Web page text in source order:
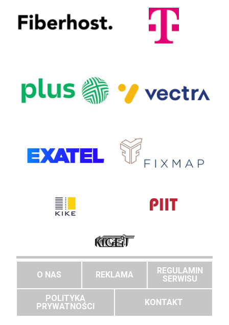
O NAS REKLAMA
REGULAMIN
SERWISU
POLITYKA
PRYWATNOŚCI
KONTAKT